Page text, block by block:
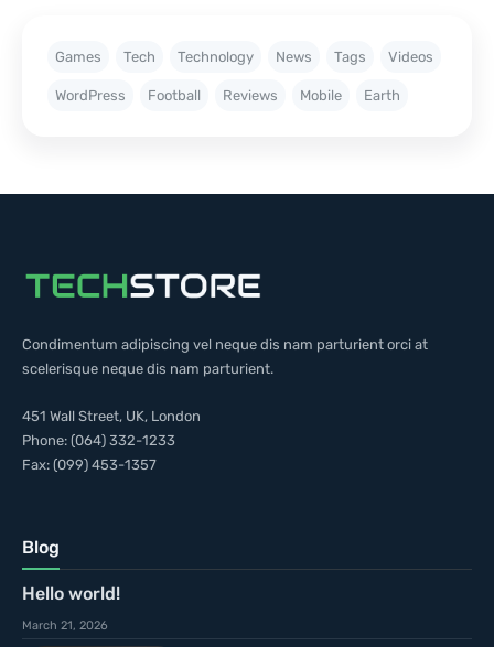
Games Tech Technology News Tags Videos
WordPress Football Reviews Mobile Earth
Condimentum adipiscing vel neque dis nam parturient orci at
scelerisque neque dis nam parturient.
451 Wall Street, UK, London
Phone: (064) 332-1233
Fax: (099) 453-1357
Blog
Hello world!
March 21, 2026